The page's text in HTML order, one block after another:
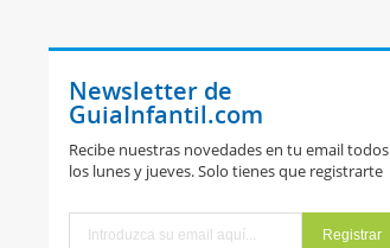
Newsletter de
GuiaInfantil.com
Recibe nuestras novedades en tu email todos
los lunes y jueves. Solo tienes que registrarte